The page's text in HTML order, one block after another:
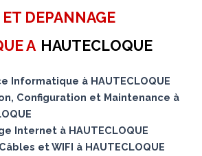
DEPANNAGE
A HAUTECLOQUE
Informatique à HAUTECLOQUE
Configuration et Maintenance à
Internet à HAUTECLOQUE
et WIFI à HAUTECLOQUE